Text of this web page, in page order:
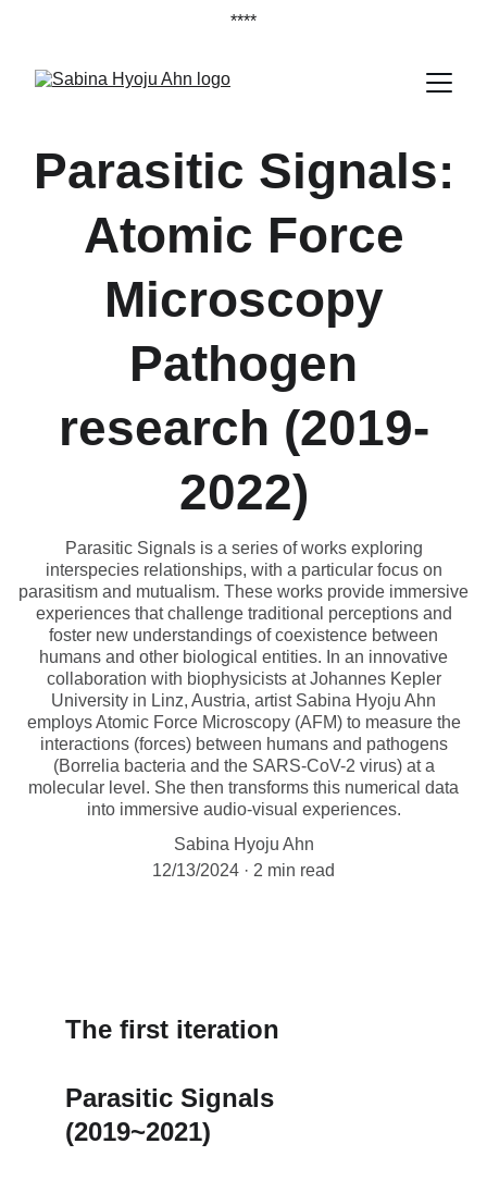
****
Parasitic Signals:
Atomic Force
Microscopy
Pathogen
research (2019-
2022)
Parasitic Signals is a series of works exploring
interspecies relationships, with a particular focus on
parasitism and mutualism. These works provide immersive
experiences that challenge traditional perceptions and
foster new understandings of coexistence between
humans and other biological entities. In an innovative
collaboration with biophysicists at Johannes Kepler
University in Linz, Austria, artist Sabina Hyoju Ahn
employs Atomic Force Microscopy (AFM) to measure the
interactions (forces) between humans and pathogens
(Borrelia bacteria and the SARS-CoV-2 virus) at a
molecular level. She then transforms this numerical data
into immersive audio-visual experiences.
Sabina Hyoju Ahn
12/13/2024
2 min read
The first iteration
Parasitic Signals
(2019~2021)